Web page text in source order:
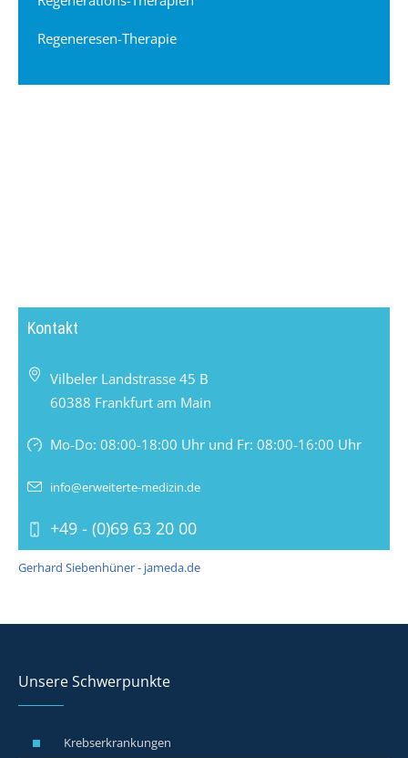
Regeneresen-Therapie
Kontakt
Vilbeler Landstrasse 45 B
60388 Frankfurt am Main
Mo-Do: 08:00-18:00 Uhr und Fr: 08:00-16:00 Uhr
info@erweiterte-medizin.de
+49 - (0)69 63 20 00
Gerhard Siebenhüner - jameda.de
Unsere Schwerpunkte
Krebserkrankungen